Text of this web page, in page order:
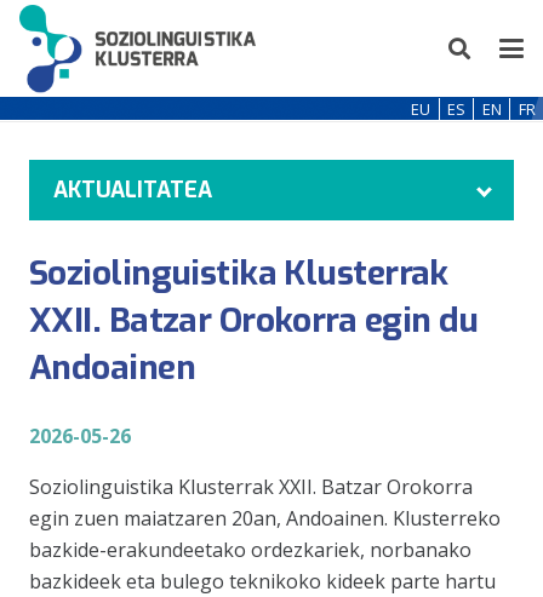
EU ES EN FR
AKTUALITATEA
Soziolinguistika Klusterrak
XXII. Batzar Orokorra egin du
Andoainen
2026-05-26
Soziolinguistika Klusterrak XXII. Batzar Orokorra
egin zuen maiatzaren 20an, Andoainen. Klusterreko
bazkide-erakundeetako ordezkariek, norbanako
bazkideek eta bulego teknikoko kideek parte hartu